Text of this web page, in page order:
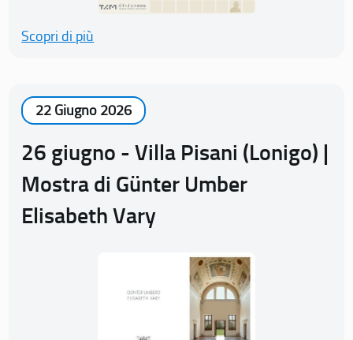
Scopri di più
22 Giugno 2026
26 giugno - Villa Pisani (Lonigo) |
Mostra di Günter Umber
Elisabeth Vary